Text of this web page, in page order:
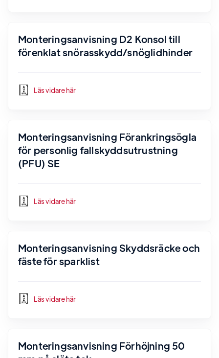
Monteringsanvisning D2 Konsol till
förenklat snörasskydd/snöglidhinder
Läs vidare här
Monteringsanvisning Förankringsögla
för personlig fallskyddsutrustning
(PFU) SE
Läs vidare här
Monteringsanvisning Skyddsräcke och
fäste för sparklist
Läs vidare här
Monteringsanvisning Förhöjning 50